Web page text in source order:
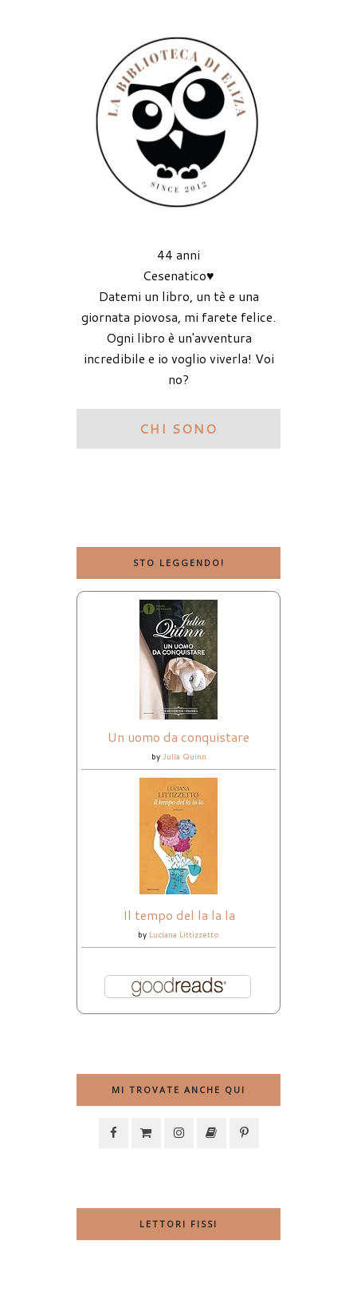
44 anni
Cesenatico♥
Datemi un libro, un tè e una
giornata piovosa, mi farete felice.
Ogni libro è un'avventura
incredibile e io voglio viverla! Voi
no?
CHI SONO
STO LEGGENDO!
Un uomo da conquistare
by Julia Quinn
Il tempo del la la la
by Luciana Littizzetto
MI TROVATE ANCHE QUI
LETTORI FISSI